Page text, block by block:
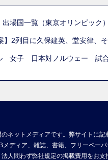
国一覧（東京オリンピック）
】2列目に久保建英、堂安律
女子 日本対ノルウェー 試合
ネットメディアです。弊サイトに
ディア、雑誌、書籍、フリーペー
人問わず弊社規定の掲載費用をお支